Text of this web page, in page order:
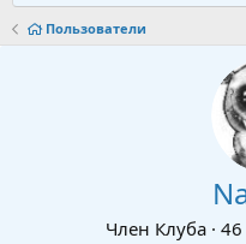
Пользователи
Член Клуба · 46